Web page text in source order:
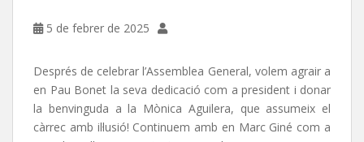
5 de febrer de 2025
Després de celebrar l’Assemblea General, volem agrair a
en Pau Bonet la seva dedicació com a president i donar
la benvinguda a la Mònica Aguilera, que assumeix el
càrrec amb il·lusió! Continuem amb en Marc Giné com a